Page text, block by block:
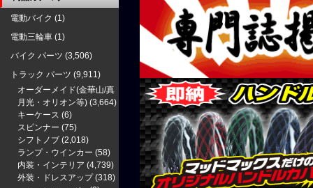
電動バイク (1)
電動三輪車 (1)
バイク パーツ (3,506)
トラック パーツ (9,911)
オーダーメイド(金華山/真
月光・オリオン等) (3,664)
キーケース (6)
スピンナー (75)
シフトノブ (2,018)
ランプ・ウインカー (58)
内装・インテリア (4,739)
外装・ドレスアップ (318)